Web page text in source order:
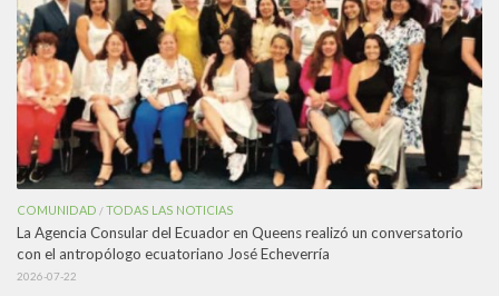
COMUNIDAD /TODAS LAS NOTICIAS
La Agencia Consular del Ecuador en Queens realizó un conversatorio
con el antropólogo ecuatoriano José Echeverría
2026-07-22